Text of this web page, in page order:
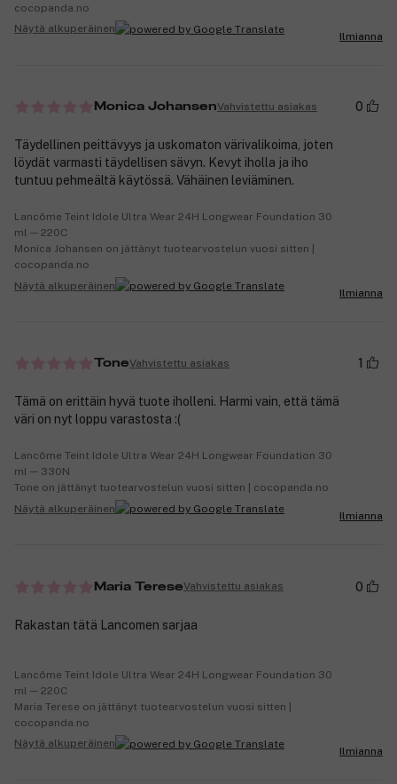
cocopanda.no
Näytä alkuperäinen
Ilmianna
Monica JohansenVahvistettu asiakas 0
Täydellinen peittävyys ja uskomaton värivalikoima, joten
löydät varmasti täydellisen sävyn. Kevyt iholla ja iho
tuntuu pehmeältä käytössä. Vähäinen leviäminen.
Lancôme Teint Idole Ultra Wear 24H Longwear Foundation 30
ml ─ 220C
Monica Johansen on jättänyt tuotearvostelun vuosi sitten |
cocopanda.no
Näytä alkuperäinen
Ilmianna
ToneVahvistettu asiakas 1
Tämä on erittäin hyvä tuote iholleni. Harmi vain, että tämä
väri on nyt loppu varastosta :(
Lancôme Teint Idole Ultra Wear 24H Longwear Foundation 30
ml ─ 330N
Tone on jättänyt tuotearvostelun vuosi sitten | cocopanda.no
Näytä alkuperäinen
Ilmianna
Maria TereseVahvistettu asiakas 0
Rakastan tätä Lancomen sarjaa
Lancôme Teint Idole Ultra Wear 24H Longwear Foundation 30
ml ─ 220C
Maria Terese on jättänyt tuotearvostelun vuosi sitten |
cocopanda.no
Näytä alkuperäinen
Ilmianna